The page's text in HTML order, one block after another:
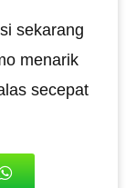
sekarang
menarik
secepat